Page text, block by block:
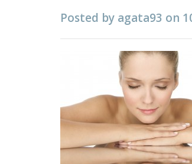
Posted by agata93 on